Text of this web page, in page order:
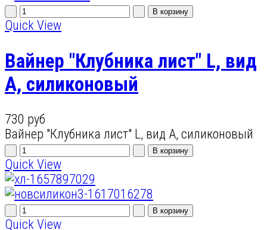
Quick View
Вайнер "Клубника лист" L, вид
А, силиконовый
730 руб
Вайнер "Клубника лист" L, вид А, силиконовый
Quick View
Quick View